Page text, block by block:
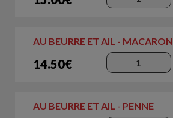
AU BEURRE ET AIL -
14.50€
AU BEURRE ET AIL - PENNE